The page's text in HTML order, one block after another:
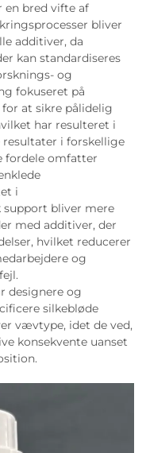
en bred vifte af
bliver
additiver, da
kan standardiseres
og
fokuseret på
at sikre pålidelig
har resulteret i
i forskellige
fordele omfatter
i
bliver mere
med additiver, der
hvilket reducerer
og
designere og
silkebløde
vævtype, idet de ved,
konsekvente uanset